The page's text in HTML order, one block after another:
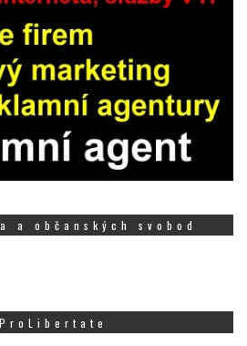
a občanských svobod
ProLibertate